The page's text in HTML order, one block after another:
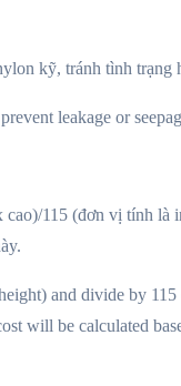
kỹ, tránh tình trạng
leakage or
115 (đơn vị tính
and divide by
will be calculated